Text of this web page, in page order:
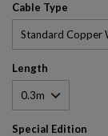
Cable Type
Length
Special Edition